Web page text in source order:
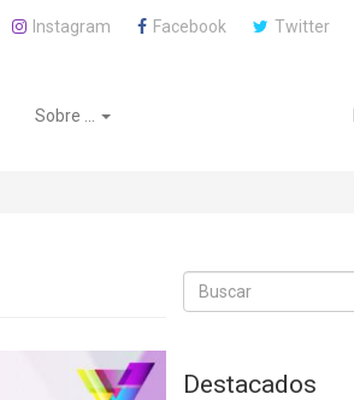
Instagram Facebook Twitter
Sobre ...
Buscar
Buscar
Destacados